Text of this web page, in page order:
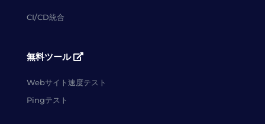
CI/CD統合
無料ツール
Webサイト速度テスト
Pingテスト